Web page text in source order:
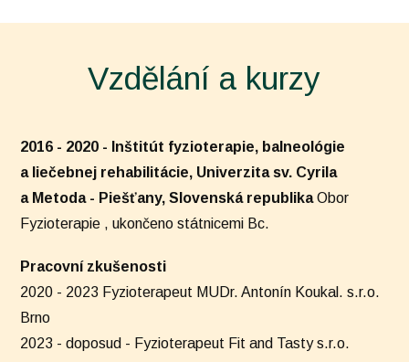
Vzdělání a kurzy
2016 - 2020 - Inštitút fyzioterapie, balneológie
a liečebnej rehabilitácie, Univerzita sv. Cyrila
a Metoda - Piešťany, Slovenská republikaObor
Fyzioterapie , ukončeno státnicemi Bc.
Pracovní zkušenosti
2020 - 2023 Fyzioterapeut MUDr. Antonín Koukal. s.r.o.
Brno
2023 - doposud - Fyzioterapeut Fit and Tasty s.r.o.